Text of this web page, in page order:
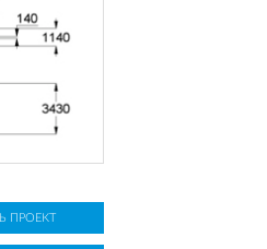
ПРОЕКТ